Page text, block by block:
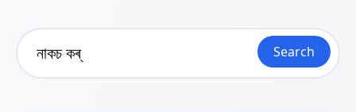
Search